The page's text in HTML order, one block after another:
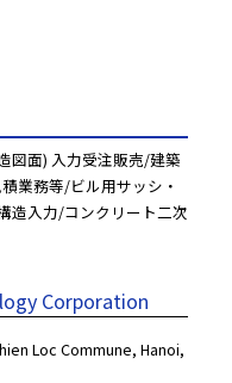
図面) 入力受注販売/建築
業務等/ビル用サッシ・
造入力/コンクリート二次
Corporation
Loc Commune, Hanoi,